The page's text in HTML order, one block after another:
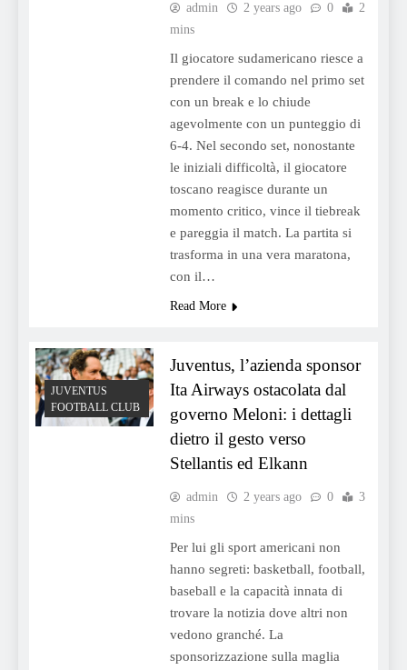
admin 2 years ago 0
2
mins
Il giocatore sudamericano riesce a
prendere il comando nel primo set
con un break e lo chiude
agevolmente con un punteggio di
6-4. Nel secondo set, nonostante
le iniziali difficoltà, il giocatore
toscano reagisce durante un
momento critico, vince il tiebreak
e pareggia il match. La partita si
trasforma in una vera maratona,
con il…
Read More
JUVENTUS
FOOTBALL CLUB
Juventus, l’azienda sponsor
Ita Airways ostacolata dal
governo Meloni: i dettagli
dietro il gesto verso
Stellantis ed Elkann
admin 2 years ago 0
3
mins
Per lui gli sport americani non
hanno segreti: basketball, football,
baseball e la capacità innata di
trovare la notizia dove altri non
vedono granché. La
sponsorizzazione sulla maglia